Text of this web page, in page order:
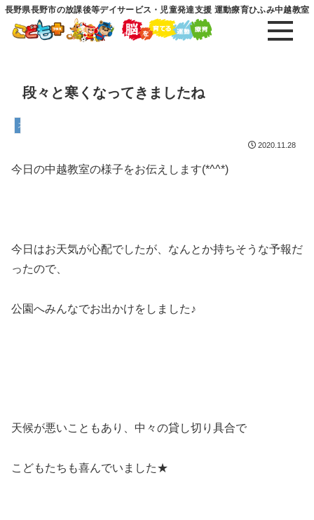
長野県長野市の放課後等デイサービス・児童発達支援 運動療育ひふみ中越教室
段々と寒くなってきましたね
スタッフ
2020.11.28
今日の中越教室の様子をお伝えします(*^^*)
今日はお天気が心配でしたが、なんとか持ちそうな予報だ
ったので、
公園へみんなでお出かけをしました♪
天候が悪いこともあり、中々の貸し切り具合で
こどもたちも喜んでいました★